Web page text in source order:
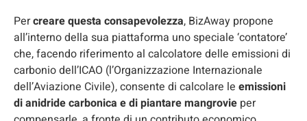
Percreare questa consapevolezza, BizAway propone
all’interno della sua piattaforma uno speciale ‘contatore’
che, facendo riferimento al calcolatore delle emissioni di
carbonio dell’ICAO (l’Organizzazione Internazionale
dell’Aviazione Civile), consente di calcolare le emissioni
di anidride carbonica e di piantare mangrovie per